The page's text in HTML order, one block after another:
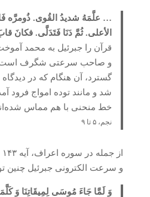
… علَّمَهُ شدیدُ القُوی. ذُومرَّه
الأعلی. ثُمَّ دَنَا فَتَدَلَّی. فکانَ
قرآن را جبرئیل به محمد
و صاحب سرعتی شگرف است.
گسترد، آن هنگام که در
شد و مانند توده امواج فرود
خط منحنی با هم مماس شده‌اند
نجم، ۵ تا ۹
و سرعت الکترونی جبرئیل چنین
وَ لَمَّا جَاءَ مُوسَى لِمِیقَاتِنَا وَ